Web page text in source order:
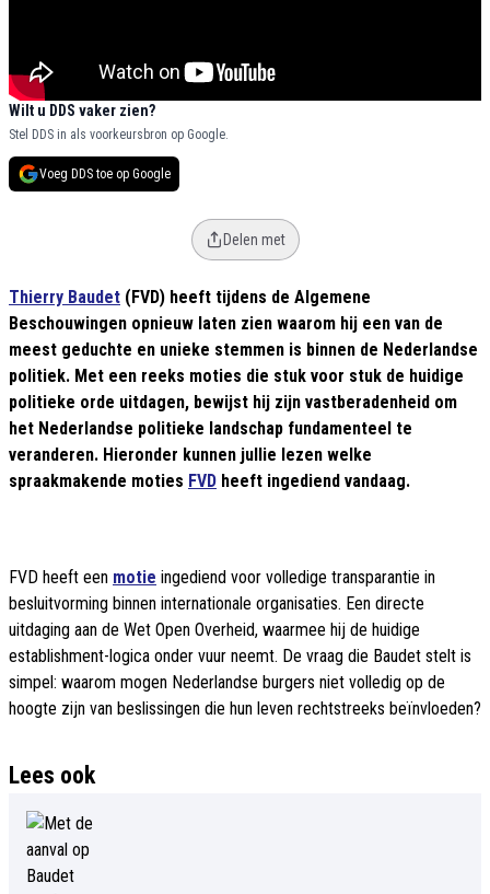
Wilt u DDS vaker zien?
Stel DDS in als voorkeursbron op Google.
Voeg DDS toe op Google
Delen met
Thierry Baudet (FVD) heeft tijdens de Algemene
Beschouwingen opnieuw laten zien waarom hij een van de
meest geduchte en unieke stemmen is binnen de Nederlandse
politiek. Met een reeks moties die stuk voor stuk de huidige
politieke orde uitdagen, bewijst hij zijn vastberadenheid om
het Nederlandse politieke landschap fundamenteel te
veranderen. Hieronder kunnen jullie lezen welke
spraakmakende moties FVD heeft ingediend vandaag.
FVD heeft een motie ingediend voor volledige transparantie in
besluitvorming binnen internationale organisaties. Een directe
uitdaging aan de Wet Open Overheid, waarmee hij de huidige
establishment-logica onder vuur neemt. De vraag die Baudet stelt is
simpel: waarom mogen Nederlandse burgers niet volledig op de
hoogte zijn van beslissingen die hun leven rechtstreeks beïnvloeden?
Lees ook